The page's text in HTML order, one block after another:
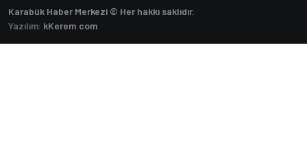
Karabük Haber Merkezi © Her hakkı saklıdır.
Yazılım: kKerem.com